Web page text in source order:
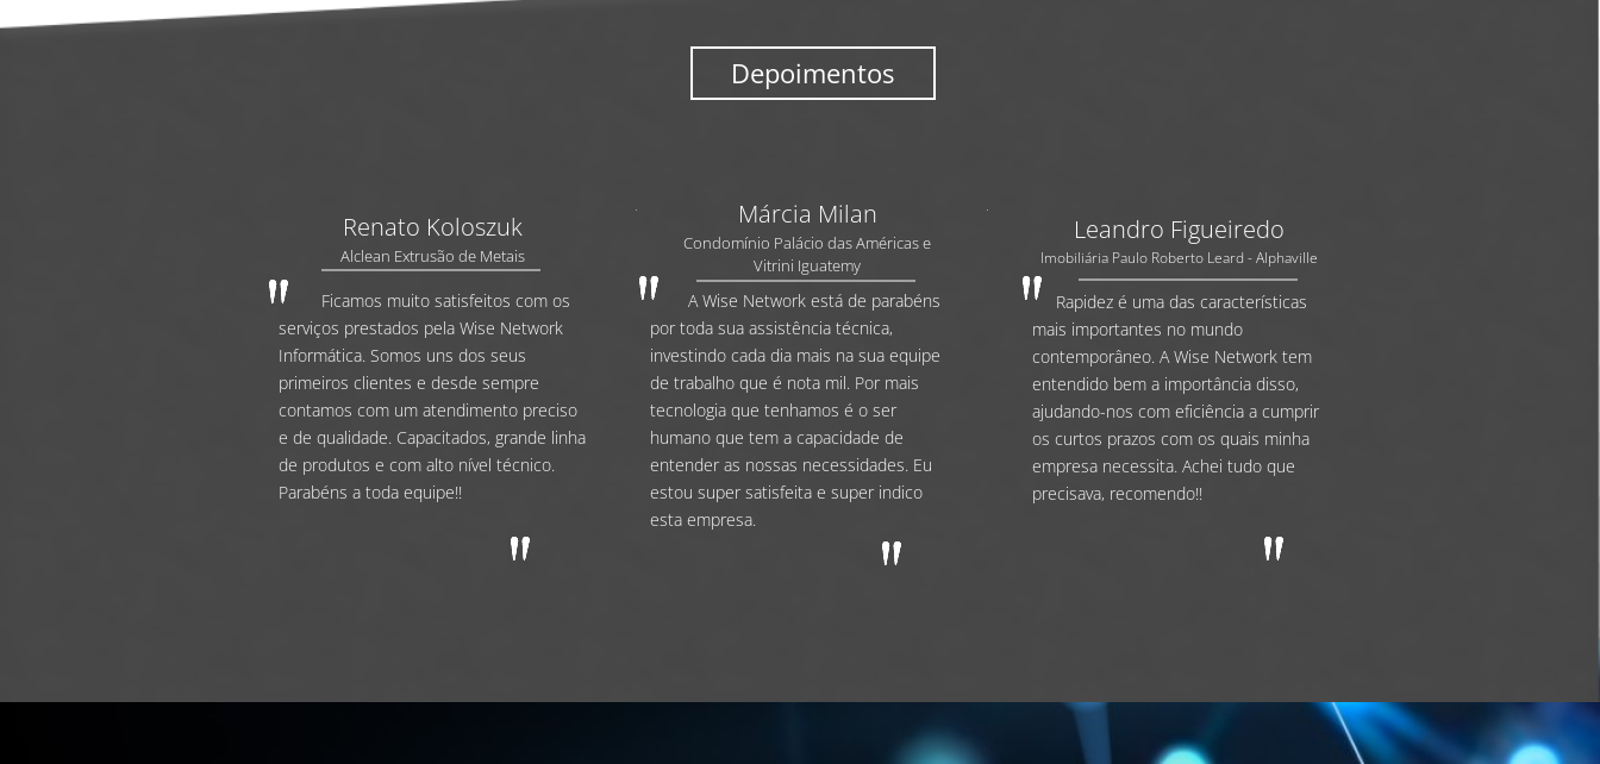
Renato Koloszuk
Alclean Extrusão de Metais
Ficamos muito satisfeitos com os
serviços prestados pela Wise Network
Informática. Somos uns dos seus
primeiros clientes e desde sempre
contamos com um atendimento preciso
e de qualidade. Capacitados, grande linha
de produtos e com alto nível técnico.
Parabéns a toda equipe!!
Depoimentos
A Wise Network está de parabéns
por toda sua assistência técnica,
investindo cada dia mais na sua equipe
de trabalho que é nota mil. Por mais
tecnologia que tenhamos é o ser
humano que tem a capacidade de
entender as nossas necessidades. Eu
estou super satisfeita e super indico
esta empresa.
Márcia Milan
Condomínio Palácio das Américas e
Vitrini Iguatemy
Leandro Figueiredo
Imobiliária Paulo Roberto Leard - Alphaville
Rapidez é uma das características
mais importantes no mundo
contemporâneo. A Wise Network tem
entendido bem a importância disso,
ajudando-nos com eficiência a cumprir
os curtos prazos com os quais minha
empresa necessita. Achei tudo que
precisava, recomendo!!